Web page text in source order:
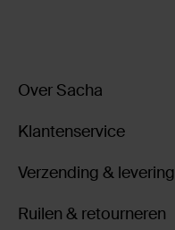
Over Sacha
Klantenservice
Verzending & levering
Ruilen & retourneren